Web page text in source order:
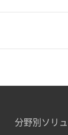
分野別ソリ